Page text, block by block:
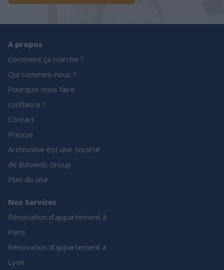
A propos
Comment ça marche ?
Qui sommes-nous ?
Pourquoi nous faire
confiance ?
Contact
Presse
Archionline est une société
de Batiweb Group
Plan du site
Nos Services
Rénovation d’appartement à
Paris
Rénovation d’appartement à
Lyon